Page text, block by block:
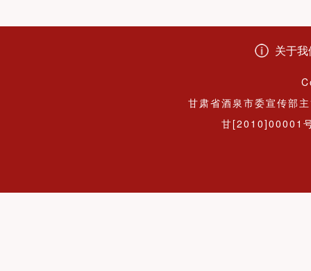
关于我
甘肃省酒泉市委宣传部
甘[2010]00001